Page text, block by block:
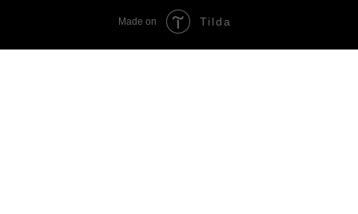
Made on Tilda